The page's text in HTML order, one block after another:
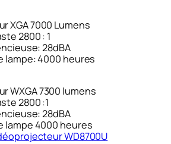
XGA 7000 Lumens
2800 : 1
28dBA
lampe: 4000 heures
WXGA 7300 lumens
2800 :1
28dBA
lampe 4000 heures
WD8700U